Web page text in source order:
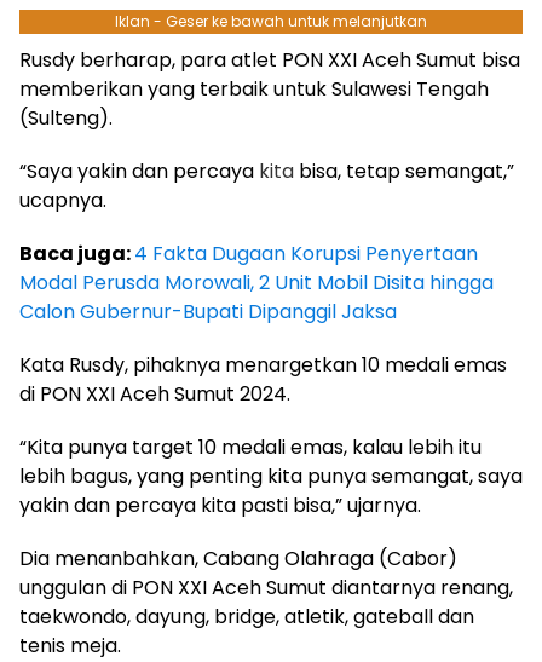
Iklan - Geser ke bawah untuk melanjutkan
Rusdy berharap, para atlet PON XXI Aceh Sumut bisa
memberikan yang terbaik untuk Sulawesi Tengah
(Sulteng).
“Saya yakin dan percaya kita bisa, tetap semangat,”
ucapnya.
Baca juga:4 Fakta Dugaan Korupsi Penyertaan
Modal Perusda Morowali, 2 Unit Mobil Disita hingga
Calon Gubernur-Bupati Dipanggil Jaksa
Kata Rusdy, pihaknya menargetkan 10 medali emas
di PON XXI Aceh Sumut 2024.
“Kita punya target 10 medali emas, kalau lebih itu
lebih bagus, yang penting kita punya semangat, saya
yakin dan percaya kita pasti bisa,” ujarnya.
Dia menanbahkan, Cabang Olahraga (Cabor)
unggulan di PON XXI Aceh Sumut diantarnya renang,
taekwondo, dayung, bridge, atletik, gateball dan
tenis meja.